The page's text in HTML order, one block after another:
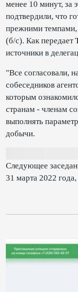
менее 10 минут, за
подтвердили, что
прежними темпами,
(б/с). Как передает
источники в
"Все согласовали,
собеседников
которым
странам - членам
выполнять
добычи.
Следующее
31 марта 2022